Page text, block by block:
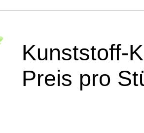
Kunststoff-
Preis pro